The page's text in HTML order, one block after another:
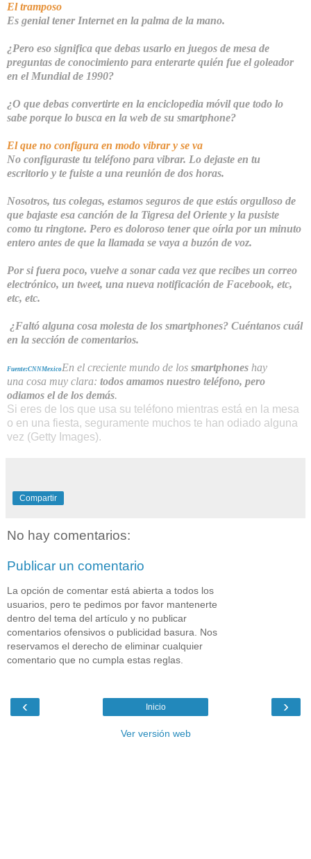
El tramposo
Es genialtener Internet en la palma de la mano.
¿Pero eso significa que debas usarlo en juegos de mesa de
preguntas de conocimiento para enterarte quién fue el goleador
en el Mundial de 1990?
¿O que debas convertirte en la enciclopedia móvil que todo lo
sabe porque lo busca en la web de su smartphone?
El que no configura en modo vibrar y se va
No configuraste tu teléfono para vibrar. Lo dejaste en tu
escritorio y te fuiste a una reunión de dos horas.
Nosotros, tus colegas, estamos seguros de que estás orgulloso de
que bajaste esa canción de la Tigresa del Oriente y la pusiste
como tu ringtone. Pero es doloroso tener que oírla por un minuto
entero antes de que la llamada se vaya a buzón de voz.
Por si fuera poco, vuelve a sonar cada vez que recibes un correo
electrónico, un tweet, una nueva notificación de Facebook, etc,
etc, etc.
¿Faltó alguna cosa molesta de los smartphones? Cuéntanos cuál
en la sección de comentarios.
Fuente:CNNMexicoEn el creciente mundo de los smartphones hay
una cosa muy clara: todos amamos nuestro teléfono, pero
odiamos el de los demás.
Si eres de los que usa su teléfono mientras está en la mesa
o en una fiesta, seguramente muchos te han odiado alguna
vez (Getty Images).
Compartir
No hay comentarios:
Publicar un comentario
La opción de comentar está abierta a todos los
usuarios, pero te pedimos por favor mantenerte
dentro del tema del artículo y no publicar
comentarios ofensivos o publicidad basura. Nos
reservamos el derecho de eliminar cualquier
comentario que no cumpla estas reglas.
‹ ›
Inicio
Ver versión web